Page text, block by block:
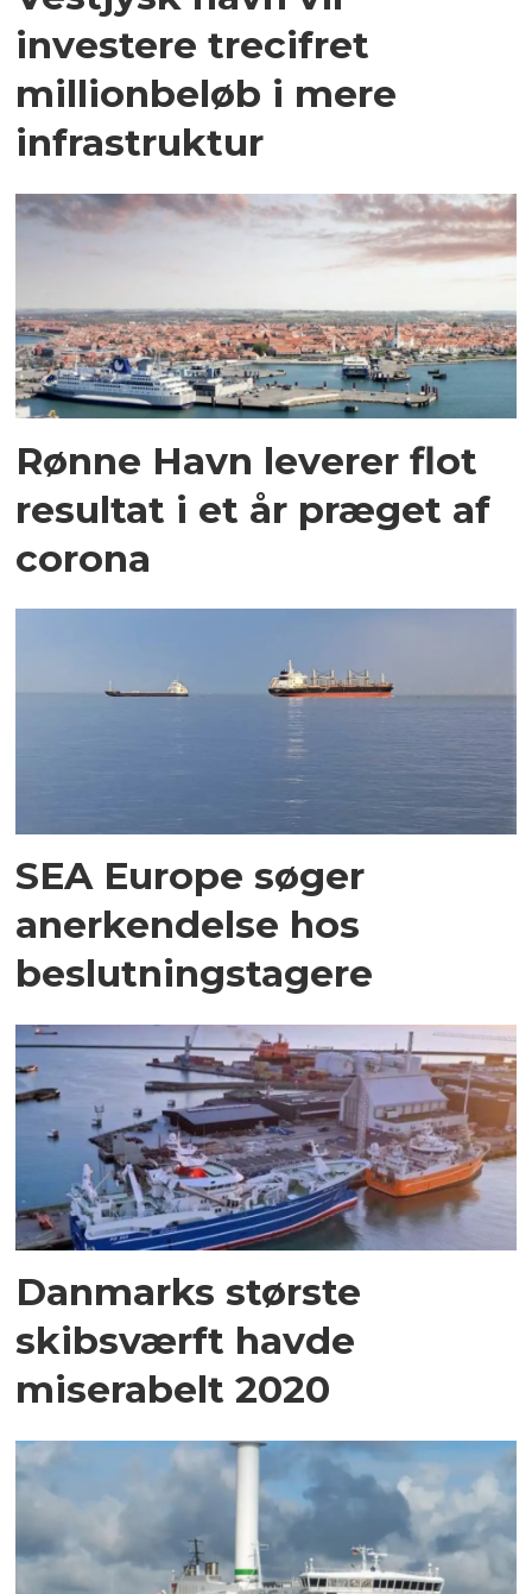
investere trecifret
millionbeløb i mere
infrastruktur
Rønne Havn leverer flot
resultat i et år præget af
corona
SEA Europe søger
anerkendelse hos
beslutningstagere
Danmarks største
skibsværft havde
miserabelt 2020